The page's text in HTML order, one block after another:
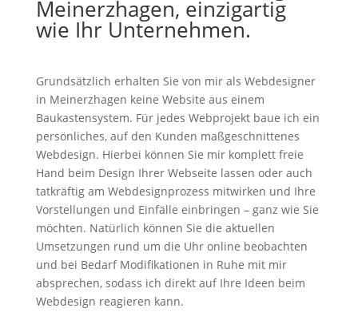
Meinerzhagen, einzigartig
wie Ihr Unternehmen.
Grundsätzlich erhalten Sie von mir als Webdesigner
in Meinerzhagen keine Website aus einem
Baukastensystem. Für jedes Webprojekt baue ich ein
persönliches, auf den Kunden maßgeschnittenes
Webdesign. Hierbei können Sie mir komplett freie
Hand beim Design Ihrer Webseite lassen oder auch
tatkräftig am Webdesignprozess mitwirken und Ihre
Vorstellungen und Einfälle einbringen – ganz wie Sie
möchten. Natürlich können Sie die aktuellen
Umsetzungen rund um die Uhr online beobachten
und bei Bedarf Modifikationen in Ruhe mit mir
absprechen, sodass ich direkt auf Ihre Ideen beim
Webdesign reagieren kann.